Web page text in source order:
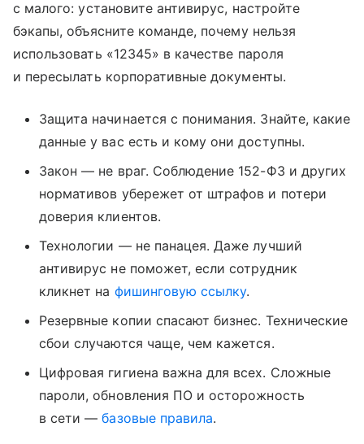
с малого: установите антивирус, настройте
бэкапы, объясните команде, почему нельзя
использовать «12345» в качестве пароля
и пересылать корпоративные документы.
Защита начинается с понимания. Знайте, какие
данные у вас есть и кому они доступны.
Закон — не враг. Соблюдение 152-ФЗ и других
нормативов убережет от штрафов и потери
доверия клиентов.
Технологии — не панацея. Даже лучший
антивирус не поможет, если сотрудник
кликнет на фишинговую ссылку.
Резервные копии спасают бизнес. Технические
сбои случаются чаще, чем кажется.
Цифровая гигиена важна для всех. Сложные
пароли, обновления ПО и осторожность
в сети —базовые правила.